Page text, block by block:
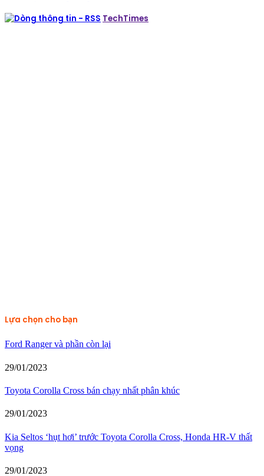
TechTimes
Lựa chọn cho bạn
Ford Ranger và phần còn lại
29/01/2023
Toyota Corolla Cross bán chạy nhất phân khúc
29/01/2023
Kia Seltos ‘hụt hơi’ trước Toyota Corolla Cross, Honda HR-V thất
vọng
29/01/2023